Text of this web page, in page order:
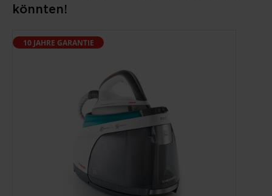
könnten!
10 JAHRE GARANTIE